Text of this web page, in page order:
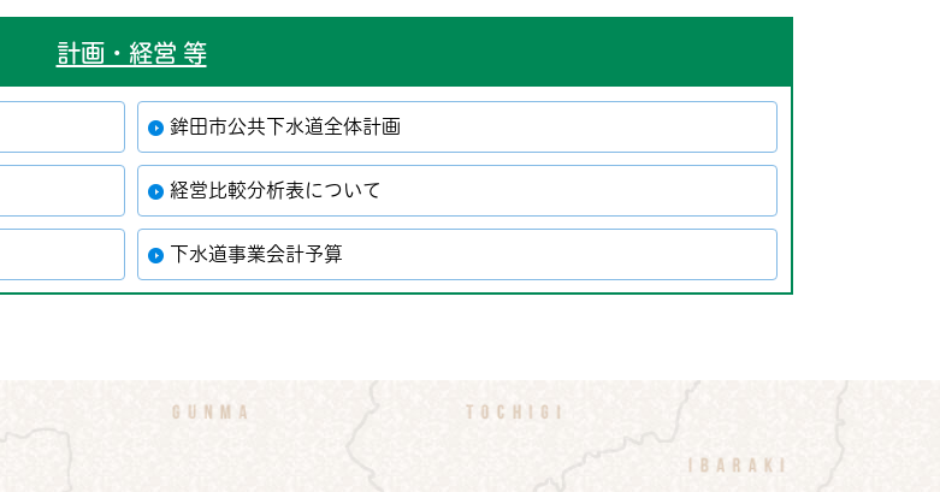
計画・経営 等
鉾田市公共下水道全体計画
経営比較分析表について
下水道事業会計予算